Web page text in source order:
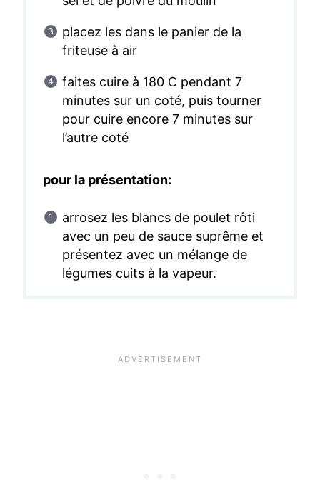
placez les dans le panier de la
friteuse à air
faites cuire à 180 C pendant 7
minutes sur un coté, puis tourner
pour cuire encore 7 minutes sur
l’autre coté
pour la présentation:
arrosez les blancs de poulet rôti
avec un peu de sauce suprême et
présentez avec un mélange de
légumes cuits à la vapeur.